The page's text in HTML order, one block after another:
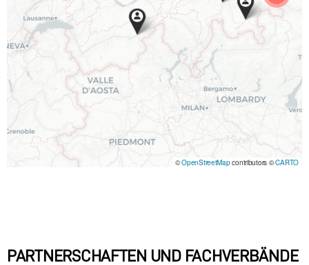
©OpenStreetMapcontributors ©CARTO
PARTNERSCHAFTEN UND FACHVERBÄNDE